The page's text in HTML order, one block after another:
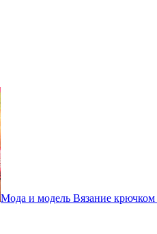
Мода и модель Вязание